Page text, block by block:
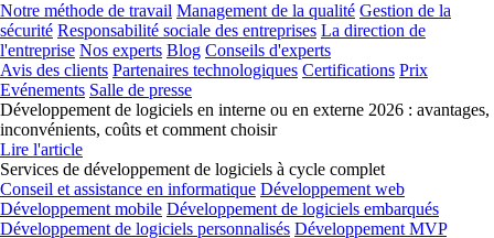
Notre méthode de travail Management de la qualité Gestion de la
sécurité Responsabilité sociale des entreprises La direction de
l'entreprise Nos experts Blog Conseils d'experts
Avis des clients Partenaires technologiques Certifications Prix
Evénements Salle de presse
Développement de logiciels en interne ou en externe 2026 : avantages,
inconvénients, coûts et comment choisir
Lire l'article
Services de développement de logiciels à cycle complet
Conseil et assistance en informatique Développement web
Développement mobile Développement de logiciels embarqués
Développement de logiciels personnalisés Développement MVP